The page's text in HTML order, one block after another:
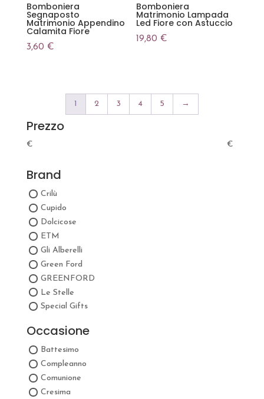
Prezzo
€ €
Brand
Crilù
Cupido
Dolcicose
ETM
Gli Alberelli
Green Ford
GREENFORD
Le Stelle
Special Gifts
Occasione
Battesimo
Compleanno
Comunione
Cresima
Bomboniera
Segnaposto
Matrimonio Appendino
Calamita Fiore
3,60 €
Bomboniera
Matrimonio Lampada
Led Fiore con Astuccio
19,80€
1 2 3 4 5 →